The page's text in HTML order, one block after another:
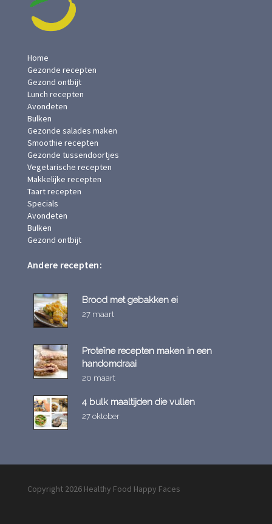
Home
Gezonde recepten
Gezond ontbijt
Lunch recepten
Avondeten
Bulken
Gezonde salades maken
Smoothie recepten
Gezonde tussendoortjes
Vegetarische recepten
Makkelijke recepten
Taart recepten
Specials
Avondeten
Bulken
Gezond ontbijt
Andere recepten:
Brood met gebakken ei
27 maart
Proteïne recepten maken in een
handomdraai
20 maart
4 bulk maaltijden die vullen
27 oktober
Copyright 2026 Healthy Food Happy Faces